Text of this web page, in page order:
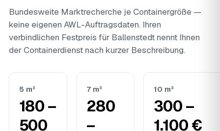
Bundesweite Marktrecherche je Containergröße —
keine eigenen AWL-Auftragsdaten. Ihren
verbindlichen Festpreis für Ballenstedt nennt Ihnen
der Containerdienst nach kurzer Beschreibung.
5 m³
180 –
500
7 m³
280
–
10 m³
300 –
1.100 €